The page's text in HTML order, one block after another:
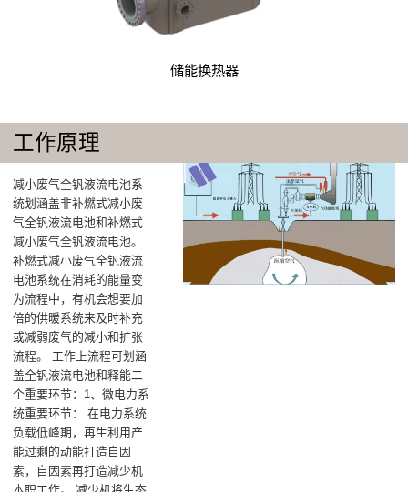
储能换热器
工作原理
减小废气全钒液流电池系
统划涵盖非补燃式减小废
气全钒液流电池和补燃式
减小废气全钒液流电池。
补燃式减小废气全钒液流
电池系统在消耗的能量变
为流程中，有机会想要加
倍的供暖系统来及时补充
或减弱废气的减小和扩张
流程。 工作上流程可划涵
盖全钒液流电池和释能二
个重要环节：‌1、微电力系
统重要环节‌： 在电力系统
负载低峰期，再生利用产
能过剩的动能打造自因
素，自因素再打造减少机